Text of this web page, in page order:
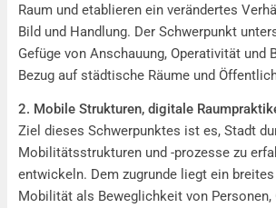
Raum und etablieren ein verändertes
Bild und Handlung. Der Schwerpunkt
Gefüge von Anschauung, Operativität und
Bezug auf städtische Räume und
2. Mobile Strukturen, digitale
Ziel dieses Schwerpunktes ist es, Stadt
Mobilitätsstrukturen und -prozesse zu
entwickeln. Dem zugrunde liegt ein
Mobilität als Beweglichkeit von Personen,